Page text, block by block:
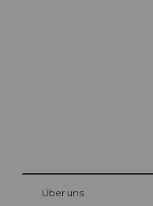
at Bre
Über uns